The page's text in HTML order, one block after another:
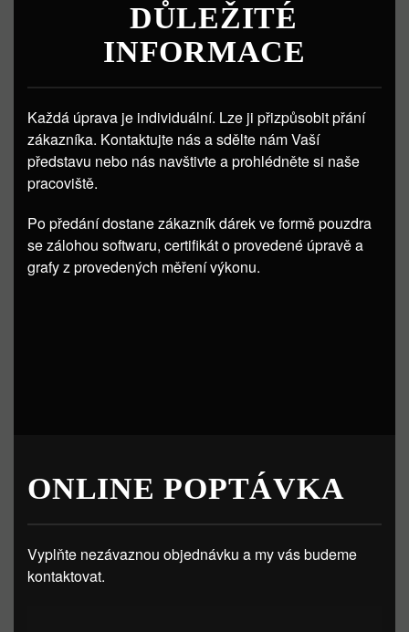
DŮLEŽITÉ
INFORMACE
Každá úprava je individuální. Lze ji přizpůsobit přání
zákazníka. Kontaktujte nás a sdělte nám Vaší
představu nebo nás navštivte a prohlédněte si naše
pracoviště.
Po předání dostane zákazník dárek ve formě pouzdra
se zálohou softwaru, certifikát o provedené úpravě a
grafy z provedených měření výkonu.
ONLINE POPTÁVKA
Vyplňte nezávaznou objednávku a my vás budeme
kontaktovat.